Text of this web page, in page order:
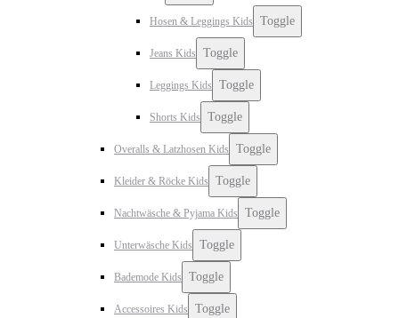
Hosen & Leggings Kids Toggle
Jeans Kids Toggle
Leggings Kids Toggle
Shorts Kids Toggle
Overalls & Latzhosen Kids Toggle
Kleider & Röcke Kids Toggle
Nachtwäsche & Pyjama Kids Toggle
Unterwäsche Kids Toggle
Bademode Kids Toggle
Accessoires Kids Toggle